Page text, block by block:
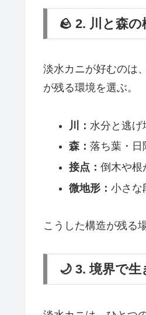
🪨 2. 川と森
淡水カニが好むのは
が残る環境を選ぶ。
川： 水分と逃げ
森： 落ち葉・日
接点： 倒木や根
微地形： 小さな
こうした構造が残る
🌙 3. 境界で